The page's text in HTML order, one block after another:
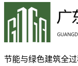
节能与绿色建筑全